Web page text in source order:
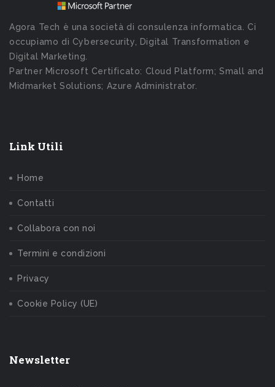
Agora Tech è una società di consulenza informatica. Ci
occupiamo di Cybersecurity, Digital Transformation e
Digital Marketing.
Partner Microsoft Certificato: Cloud Platform; Small and
Midmarket Solutions; Azure Administrator.
Link Utili
Home
Contatti
Collabora con noi
Termini e condizioni
Privacy
Cookie Policy (UE)
Newsletter